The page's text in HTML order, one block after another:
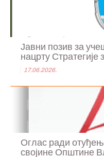
Јавни позив за
нацрту
17.06.2026.
Оглас ради
својине Општине